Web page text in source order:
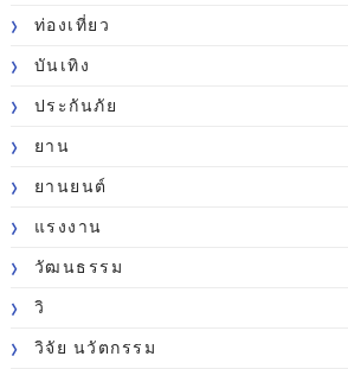
ท่องเที่ยว
บันเทิง
ประกันภัย
ยาน
ยานยนต์
แรงงาน
วัฒนธรรม
วิ
วิจัย นวัตกรรม